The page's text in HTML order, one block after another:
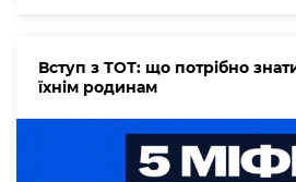
Вступ з ТОТ: що потрібно
їхнім родинам